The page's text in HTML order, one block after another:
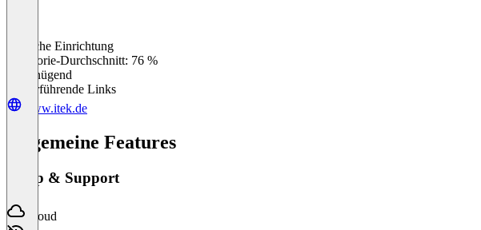
Einfache Einrichtung
Kategorie-Durchschnitt: 76 %
Ungenügend
Weiterführende Links
www.itek.de
Allgemeine Features
Setup & Support
Cloud